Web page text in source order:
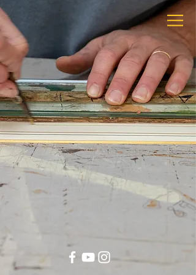
La famiglia Fiammeri dal 1880 lavora la carta in
Fiammeri
Passe-partout e cornici